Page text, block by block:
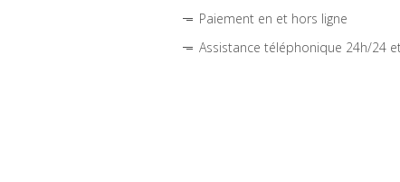
Paiement en et hors ligne
Assistance téléphonique 24h/24